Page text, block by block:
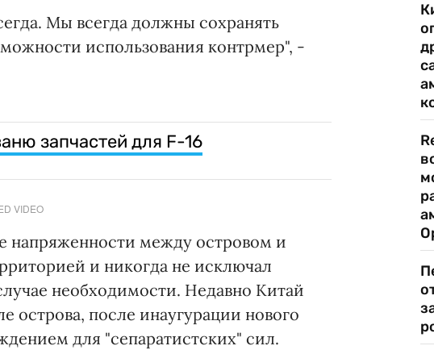
Мы всегда должны сохранять
использования контрмер", -
запчастей для F-16
VIDEO
напряженности между островом и
и никогда не исключал
необходимости. Недавно Китай
острова, после инаугурации нового
для "сепаратистских" сил.